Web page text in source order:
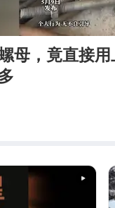
母，竟直接